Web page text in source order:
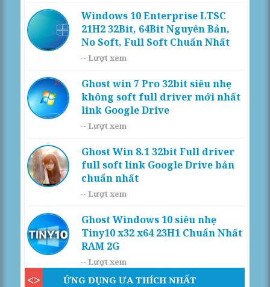
Windows 10 Enterprise LTSC
21H2 32Bit, 64Bit Nguyên Bản,
No Soft, Full Soft Chuẩn Nhất
-- Lượt xem
Ghost win 7 Pro 32bit siêu nhẹ
không soft full driver mới nhất
link Google Drive
-- Lượt xem
Ghost Win 8.1 32bit Full driver
full soft link Google Drive bản
chuẩn nhất
-- Lượt xem
Ghost Windows 10 siêu nhẹ
Tiny10 x32 x64 23H1 Chuẩn Nhất
RAM 2G
-- Lượt xem
ỨNG DỤNG ƯA THÍCH NHẤT